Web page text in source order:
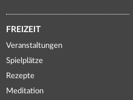
FREIZEIT
Veranstaltungen
Spielplätze
Rezepte
Meditation